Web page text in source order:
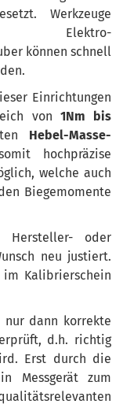
Werkzeuge
Elektro-
können schnell
Einrichtungen
von 1Nm bis
Hebel-Masse-
hochpräzise
welche auch
Biegemomente
oder
neu justiert.
Kalibrierschein
nur dann korrekte
d.h. richtig
Erst durch die
Messgerät zum